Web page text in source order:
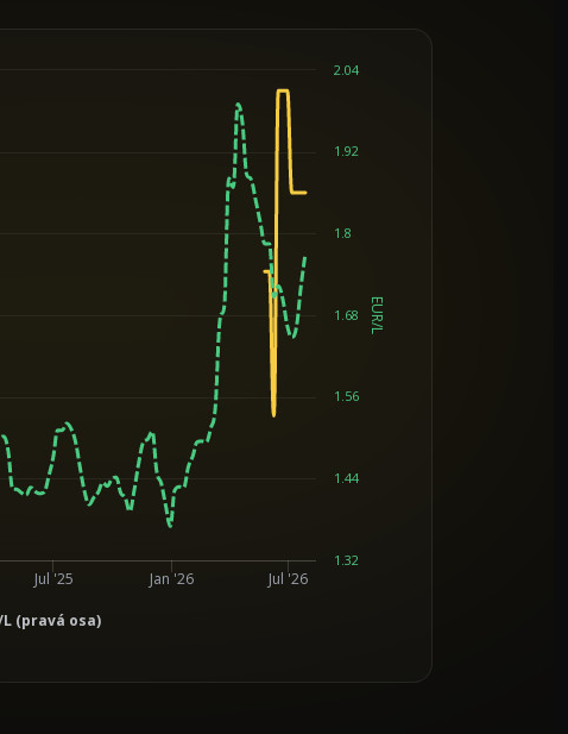
EUR/L
(pravá osa)
Jul '25 Jan '26 Jul '26
1.32
1.44
1.56
1.68
1.8
1.92
2.04